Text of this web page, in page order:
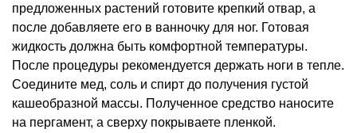
предложенных растений готовите крепкий отвар, а
после добавляете его в ванночку для ног. Готовая
жидкость должна быть комфортной температуры.
После процедуры рекомендуется держать ноги в тепле.
Соедините мед, соль и спирт до получения густой
кашеобразной массы. Полученное средство наносите
на пергамент, а сверху покрываете пленкой.